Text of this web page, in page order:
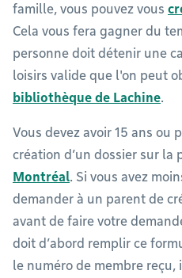
famille, vous pouvez vous
Cela vous fera gagner du
personne doit détenir une
loisirs valide que l'on peut
bibliothèque de Lachine.
Vous devez avoir 15 ans ou
création d’un dossier sur la
Montréal. Si vous avez
demander à un parent de
avant de faire votre
doit d’abord remplir ce
le numéro de membre